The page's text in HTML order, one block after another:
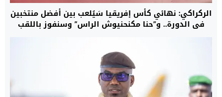
الركراكي: نهائي كأس إفريقيا سَيُلعب بين أفضل منتخبين
في الدورة.. و”حنا مكنحنيوش الراس” وسنفوز باللقب